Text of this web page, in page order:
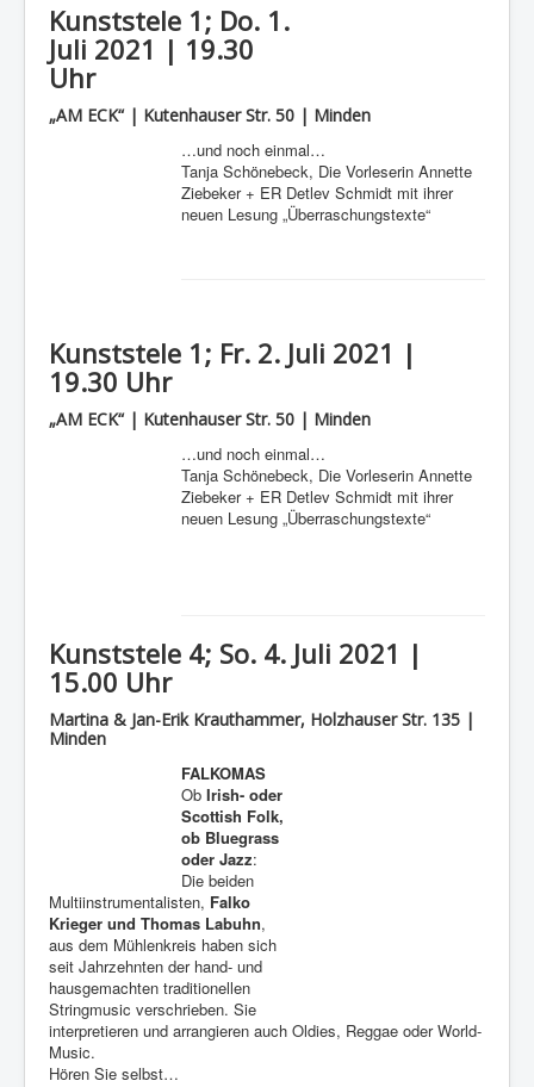
Kunststele 1; Do. 1.
Juli 2021 | 19.30
Uhr
„AM ECK“ | Kutenhauser Str. 50 | Minden
…und noch einmal…
Tanja Schönebeck, Die Vorleserin Annette
Ziebeker + ER Detlev Schmidt mit ihrer
neuen Lesung „Überraschungstexte“
Kunststele 1; Fr. 2. Juli 2021 |
19.30 Uhr
„AM ECK“ | Kutenhauser Str. 50 | Minden
…und noch einmal…
Tanja Schönebeck, Die Vorleserin Annette
Ziebeker + ER Detlev Schmidt mit ihrer
neuen Lesung „Überraschungstexte“
Kunststele 4; So. 4. Juli 2021 |
15.00 Uhr
Martina & Jan-Erik Krauthammer, Holzhauser Str. 135 |
Minden
FALKOMAS
Ob Irish- oder
Scottish Folk,
ob Bluegrass
oder Jazz:
Die beiden
Multiinstrumentalisten, Falko
Krieger und Thomas Labuhn,
aus dem Mühlenkreis haben sich
seit Jahrzehnten der hand- und
hausgemachten traditionellen
Stringmusic verschrieben. Sie
interpretieren und arrangieren auch Oldies, Reggae oder World-
Music.
Hören Sie selbst…